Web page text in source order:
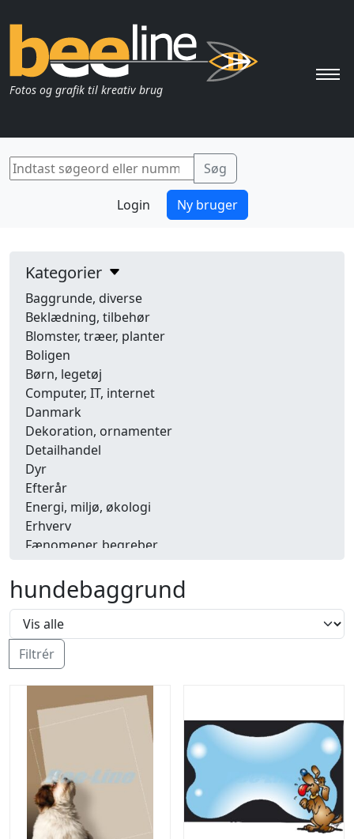
Fotos og grafik til kreativ brug
Login Ny bruger
Kategorier
Baggrunde, diverse
Beklædning, tilbehør
Blomster, træer, planter
Boligen
Børn, legetøj
Computer, IT, internet
Danmark
Dekoration, ornamenter
Detailhandel
Dyr
Efterår
Energi, miljø, økologi
Erhverv
Fænomener, begreber
Ferie, rejser
Fiskeri
Fly, luftfart
Folkeslag
Forår
Halloween
Håndværk
Haven
Huse, bygninger
Jagt
Jul
Kærlighed, bryllup
hundebaggrund
Filtrér